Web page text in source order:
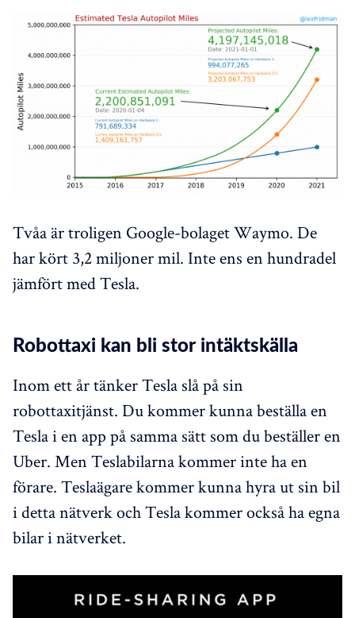
Tvåa är troligen Google-bolaget Waymo. De
har kört 3,2 miljoner mil. Inte ens en hundradel
jämfört med Tesla.
Robottaxi kan bli stor intäktskälla
Inom ett år tänker Tesla slå på sin
robottaxitjänst. Du kommer kunna beställa en
Tesla i en app på samma sätt som du beställer en
Uber. Men Teslabilarna kommer inte ha en
förare. Teslaägare kommer kunna hyra ut sin bil
i detta nätverk och Tesla kommer också ha egna
bilar i nätverket.